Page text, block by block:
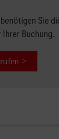
Sie
Buchung.
>